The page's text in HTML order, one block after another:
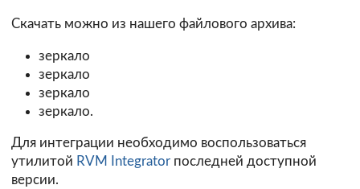
Скачать можно из нашего файлового архива:
зеркало
зеркало
зеркало
зеркало.
Для интеграции необходимо воспользоваться
утилитой RVM Integrator последней доступной
версии.